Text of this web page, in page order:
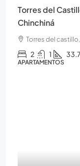
Torres del
Chinchiná
Torres del
2 1 33.7
APARTAMENTOS